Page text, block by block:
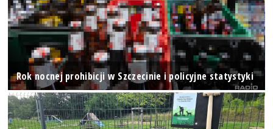
Rok nocnej prohibicji w Szczecinie i policyjne statystyki